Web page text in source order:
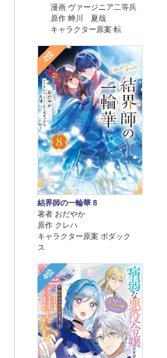
漫画 ヴァージニア二等兵
原作 蝉川 夏哉
キャラクター原案 転
2位
結界師の一輪華 8
著者 おだやか
原作 クレハ
キャラクター原案 ボダック
ス
4位